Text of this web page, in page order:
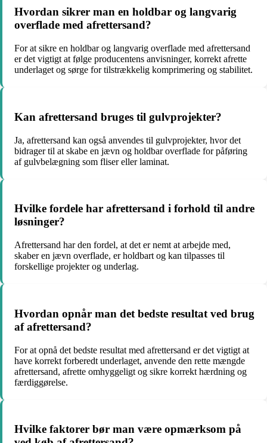
Hvordan sikrer man en holdbar og langvarig
overflade med afrettersand?
For at sikre en holdbar og langvarig overflade med afrettersand
er det vigtigt at følge producentens anvisninger, korrekt afrette
underlaget og sørge for tilstrækkelig komprimering og stabilitet.
Kan afrettersand bruges til gulvprojekter?
Ja, afrettersand kan også anvendes til gulvprojekter, hvor det
bidrager til at skabe en jævn og holdbar overflade for påføring
af gulvbelægning som fliser eller laminat.
Hvilke fordele har afrettersand i forhold til andre
løsninger?
Afrettersand har den fordel, at det er nemt at arbejde med,
skaber en jævn overflade, er holdbart og kan tilpasses til
forskellige projekter og underlag.
Hvordan opnår man det bedste resultat ved brug
af afrettersand?
For at opnå det bedste resultat med afrettersand er det vigtigt at
have korrekt forberedt underlaget, anvende den rette mængde
afrettersand, afrette omhyggeligt og sikre korrekt hærdning og
færdiggørelse.
Hvilke faktorer bør man være opmærksom på